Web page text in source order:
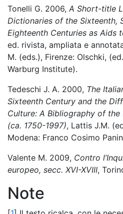
Tonelli G. 2006, A Short-title
Dictionaries of the Sixteenth,
Eighteenth Centuries as Aids
ed. rivista, ampliata e
M. (eds.), Firenze: Olschki,
Warburg Institute).
Tedeschi J. A. 2000, The
Sixteenth Century and the
Culture: A Bibliography of
(ca. 1750-1997), Lattis J.M.
Modena: Franco Cosimo
Valente M. 2009, Contro
europeo, secc. XVI-XVIII,
Note